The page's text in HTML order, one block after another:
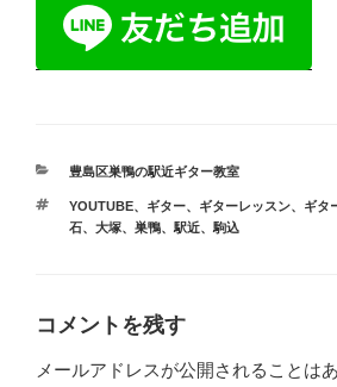
カ
ゴ
リ
豊島区巣鴨の駅近ギター教室
タ
グ
YOUTUBE、 ギター、 ギターレッスン、 ギタ
石、 大塚、 巣鴨、 駅近、 駒込
コメントを残す
メールアドレスが公開されることは